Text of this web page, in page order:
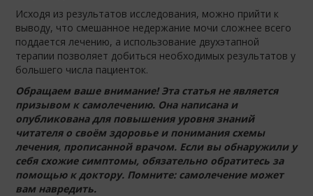
Исходя из результатов исследования, можно прийти к
выводу, что смешанное недержание мочи сложнее всего
поддается лечению, а использование двухэтапной
терапии позволяет добиться необходимых результатов у
большего числа пациенток.
Обращаем ваше внимание! Эта статья не является
призывом к самолечению. Она написана и
опубликована для повышения уровня знаний
читателя о своём здоровье и понимания схемы
лечения, прописанной врачом. Если вы обнаружили у
себя схожие симптомы, обязательно обратитесь за
помощью к доктору. Помните: самолечение может
вам навредить.